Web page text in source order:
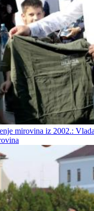
mirovina iz 2002.: